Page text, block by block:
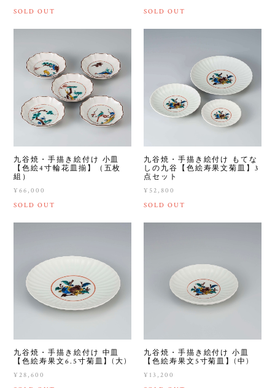
SOLD OUT
SOLD OUT
九谷焼・手描き絵付け 小皿
【色絵4寸輪花皿揃】（五枚
組）
¥66,000
SOLD OUT
九谷焼・手描き絵付け もてな
しの九谷【色絵寿果文菊皿】3
点セット
¥52,800
SOLD OUT
九谷焼・手描き絵付け 中皿
【色絵寿果文6.5寸菊皿】(大)
¥28,600
九谷焼・手描き絵付け 小皿
【色絵寿果文5寸菊皿】(中)
¥13,200